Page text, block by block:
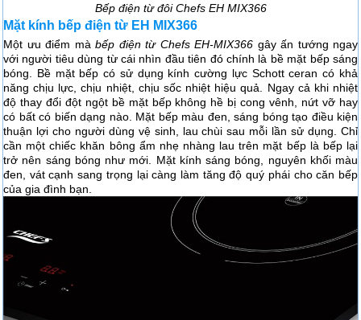
Bếp điện từ đôi Chefs EH MIX366
Mặt kính bếp điện từ EH MIX366
Một ưu điểm mà bếp điện từ Chefs EH-MIX366 gây ấn tướng ngay
với người tiêu dùng từ cái nhìn đầu tiên đó chính là bề mặt bếp sáng
bóng. Bề mặt bếp có sử dụng kính cường lực Schott ceran có khả
năng chịu lực, chịu nhiệt, chịu sốc nhiệt hiệu quả. Ngay cả khi nhiệt
độ thay đổi đột ngột bề mặt bếp không hề bị cong vênh, nứt vỡ hay
có bất có biến dạng nào. Mặt bếp màu đen, sáng bóng tạo điều kiện
thuận lợi cho người dùng vệ sinh, lau chùi sau mỗi lần sử dụng. Chỉ
cần một chiếc khăn bông ẩm nhẹ nhàng lau trên mặt bếp là bếp lại
trở nên sáng bóng như mới. Mặt kính sáng bóng, nguyên khối màu
đen, vát cạnh sang trọng lại càng làm tăng độ quý phái cho căn bếp
của gia đình bạn.